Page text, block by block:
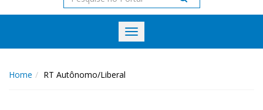
Toggle
navigation
Home RT Autônomo/Liberal